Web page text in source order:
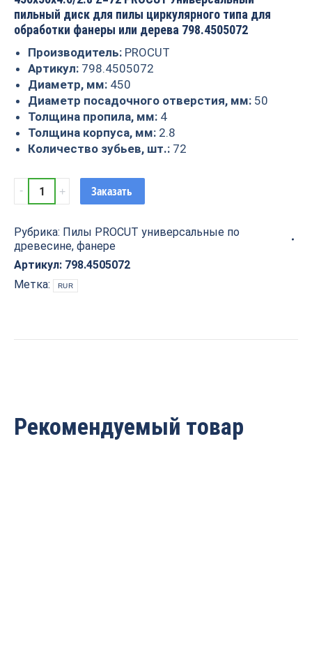
пильный диск для пилы циркулярного типа для
обработки фанеры или дерева 798.4505072
Производитель: PROCUT
Артикул: 798.4505072
Диаметр, мм: 450
Диаметр посадочного отверстия, мм: 50
Толщина пропила, мм: 4
Толщина корпуса, мм: 2.8
Количество зубьев, шт.: 72
Пила
универсальная
древесине,
фанере
450x50x4.0/2.8
Z=72
Заказать
Рубрика: Пилы PROCUT универсальные по
древесине, фанере
Артикул: 798.4505072
Метка:
RUR
Рекомендуемый товар